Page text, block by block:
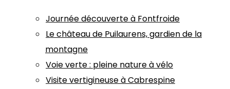
Journée découverte à Fontfroide
Le château de Puilaurens, gardien de la
montagne
Voie verte : pleine nature à vélo
Visite vertigineuse à Cabrespine